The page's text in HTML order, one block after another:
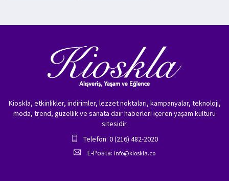
Kioskla, etkinlikler, indirimler, lezzet noktaları, kampanyalar, teknoloji,
moda, trend, güzellik ve sanata dair haberleri içeren yaşam kültürü
sitesidir.
Telefon: 0 (216) 482-2020
E-Posta: info@kioskla.co